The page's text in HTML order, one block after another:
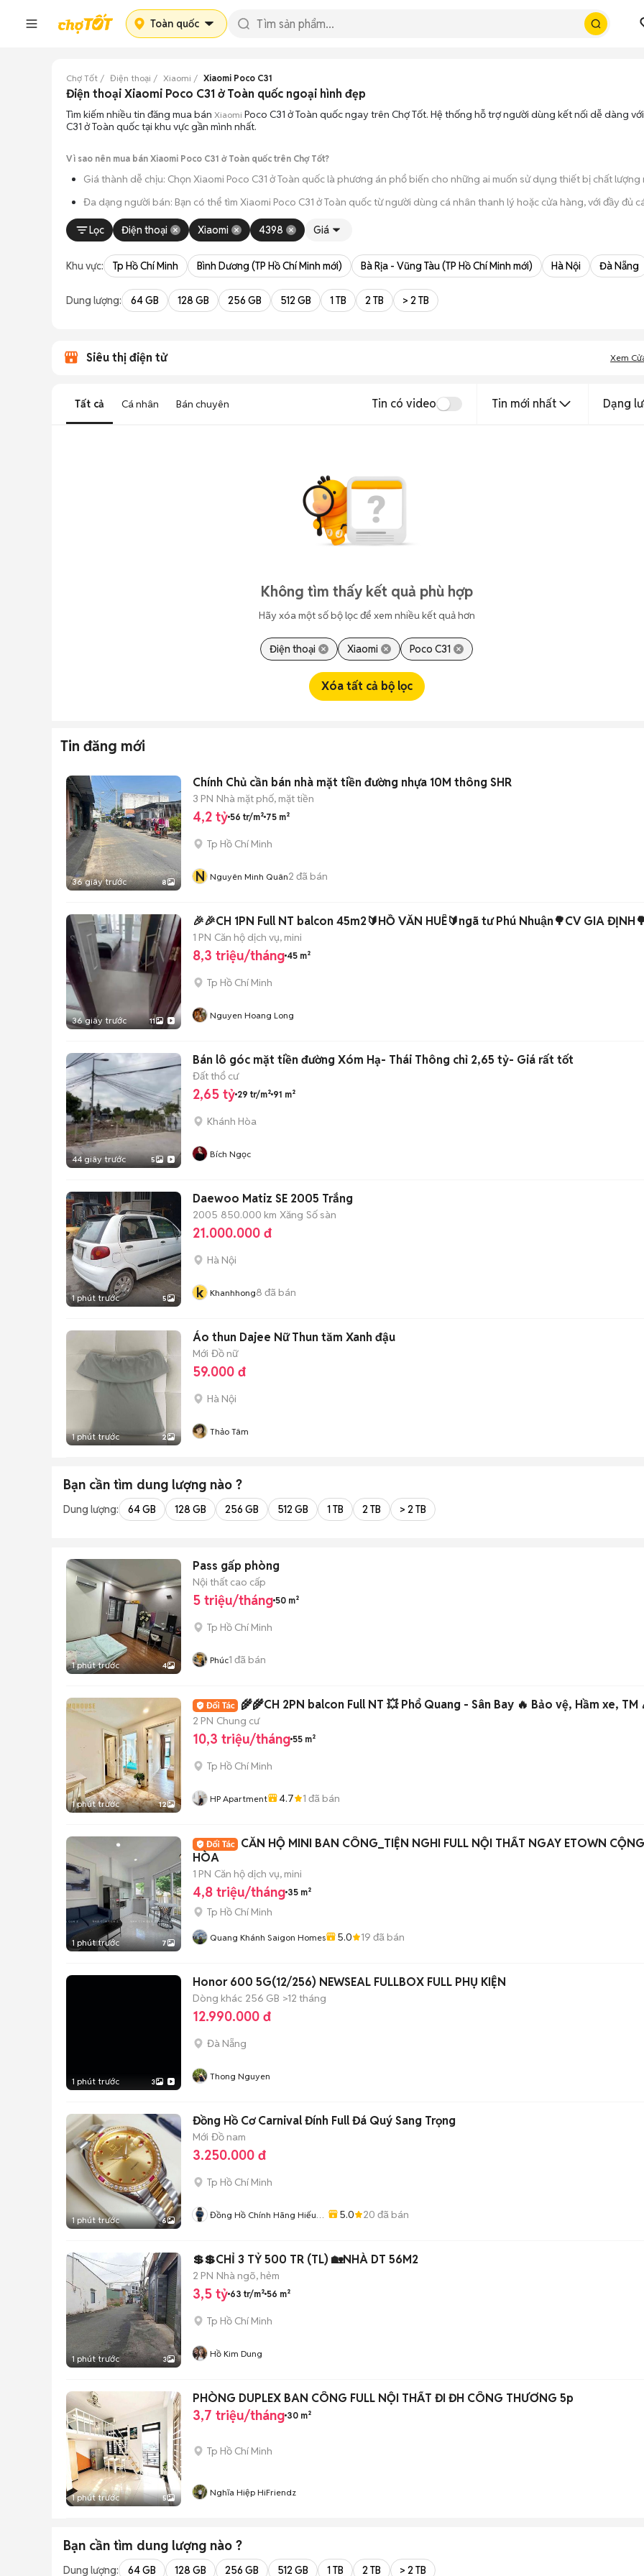
Toàn quốc
Chợ Tốt Điện thoại Xiaomi Xiaomi Poco C31
Điện thoại Xiaomi Poco C31 ở Toàn quốc ngoại hình đẹp
Tìm kiếm nhiều tin đăng mua bán Xiaomi Poco C31 ở Toàn quốc ngay trên Chợ Tốt. Hệ thống hỗ trợ người dùng kết nối dễ dàng
C31 ở Toàn quốc tại khu vực gần mình nhất.
Vì sao nên mua bán Xiaomi Poco C31 ở Toàn quốc trên Chợ Tốt?
Giá thành dễ chịu: Chọn Xiaomi Poco C31 ở Toàn quốc là phương án phổ biến cho những ai muốn sử dụng thiết bị chất
Đa dạng người bán: Bạn có thể tìm Xiaomi Poco C31 ở Toàn quốc từ người dùng cá nhân thanh lý hoặc cửa hàng, với đầy đủ
An tâm kiểm tra máy: Cơ chế mua bán hẹn gặp mặt giúp bạn trực tiếp cầm nắm, thử nghiệm các tính năng của máy để đảm
Lọc Điện thoại Xiaomi 4398 Giá
Khu vực: Tp Hồ Chí Minh Bình Dương (TP Hồ Chí Minh mới) Bà Rịa - Vũng Tàu (TP Hồ Chí Minh mới) Hà Nội Đà Nẵng
Dung lượng: 64 GB 128 GB 256 GB 512 GB 1 TB 2 TB > 2 TB
Siêu thị điện tử Xem
Tất cả Cá nhân Bán chuyên Tin có video Tin mới nhất Dạng
Không tìm thấy kết quả phù hợp
Hãy xóa một số bộ lọc để xem nhiều kết quả hơn
Điện thoại Xiaomi Poco C31
Xóa tất cả bộ lọc
Tin đăng mới
36 giây trước 8
Chính Chủ cần bán nhà mặt tiền đường nhựa 10M thông SHR
3 PN Nhà mặt phố, mặt tiền
4,2 tỷ 56 tr/m² 75 m²
Tp Hồ Chí Minh
N Nguyên Minh Quân2 đã bán
36 giây trước 11
🎉🎉CH 1PN Full NT balcon 45m2🔰HỒ VĂN HUÊ🔰ngã tư Phú Nhuận🌳CV GIA
1 PN Căn hộ dịch vụ, mini
8,3 triệu/tháng 45 m²
Tp Hồ Chí Minh
Nguyen Hoang Long
44 giây trước 5
Bán lô góc mặt tiền đường Xóm Hạ- Thái Thông chỉ 2,65 tỷ- Giá rất tốt
Đất thổ cư
2,65 tỷ 29 tr/m² 91 m²
Khánh Hòa
Bích Ngọc
1 phút trước 5
Daewoo Matiz SE 2005 Trắng
2005 850.000 km Xăng Số sàn
21.000.000 đ
Hà Nội
k Khanhhong8 đã bán
1 phút trước 2
Áo thun Dajee Nữ Thun tăm Xanh đậu
Mới Đồ nữ
59.000 đ
Hà Nội
Thảo Tâm
Bạn cần tìm dung lượng nào ?
Dung lượng: 64 GB 128 GB 256 GB 512 GB 1 TB 2 TB > 2 TB
1 phút trước 4
Pass gấp phòng
Nội thất cao cấp
5 triệu/tháng 50 m²
Tp Hồ Chí Minh
Phúc1 đã bán
1 phút trước 12
🌾🌾CH 2PN balcon Full NT 💥 Phổ Quang - Sân Bay 🔥 Bảo vệ, Hầm xe, TM
2 PN Chung cư
10,3 triệu/tháng 55 m²
Tp Hồ Chí Minh
HP Apartment 4.7 1 đã bán
1 phút trước 7
CĂN HỘ MINI BAN CÔNG_TIỆN NGHI FULL NỘI THẤT NGAY ETOWN CỘNG
HÒA
1 PN Căn hộ dịch vụ, mini
4,8 triệu/tháng 35 m²
Tp Hồ Chí Minh
Quang Khánh Saigon Homes 5.0 19 đã bán
1 phút trước 3
Honor 600 5G(12/256) NEWSEAL FULLBOX FULL PHỤ KIỆN
Dòng khác 256 GB >12 tháng
12.990.000 đ
Đà Nẵng
Thong Nguyen
1 phút trước 6
Đồng Hồ Cơ Carnival Đính Full Đá Quý Sang Trọng
Mới Đồ nam
3.250.000 đ
Tp Hồ Chí Minh
Đồng Hồ Chính Hãng Hiếu
5.0 20 đã bán
1 phút trước 3
💲💲CHỈ 3 TỶ 500 TR (TL) 🏡NHÀ DT 56M2
2 PN Nhà ngõ, hẻm
3,5 tỷ 63 tr/m² 56 m²
Tp Hồ Chí Minh
Hồ Kim Dung
1 phút trước 5
PHÒNG DUPLEX BAN CÔNG FULL NỘI THẤT ĐI ĐH CÔNG THƯƠNG 5p
3,7 triệu/tháng 30 m²
Tp Hồ Chí Minh
Nghĩa Hiệp HiFriendz
Bạn cần tìm dung lượng nào ?
Dung lượng: 64 GB 128 GB 256 GB 512 GB 1 TB 2 TB > 2 TB